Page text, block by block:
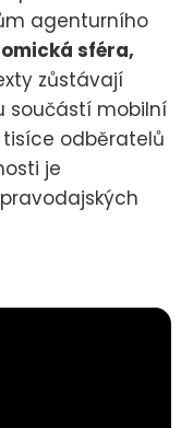
agenturního
sféra,
zůstávají
součástí mobilní
tisíce odběratelů
je